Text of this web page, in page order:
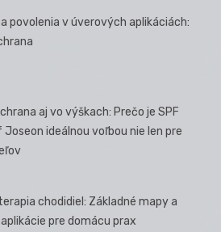
povolenia v úverových aplikáciách:
aj vo výškach: Prečo je SPF
ideálnou voľbou nie len pre
chodidiel: Základné mapy a
pre domácu prax